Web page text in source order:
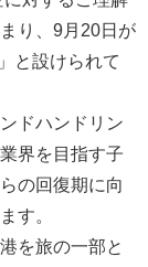
り、9月20日が
と設けられて
ドハンドリン
界を目指す子
の回復期に向
す。
を旅の一部と